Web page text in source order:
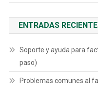
ENTRADAS
Soporte y ayuda para
paso)
Problemas comunes al